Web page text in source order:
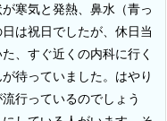
寒気と発熱、鼻水（青っ
は祝日でしたが、休日当
、すぐ近くの内科に行く
待っていました。はやり
行っているのでしょう